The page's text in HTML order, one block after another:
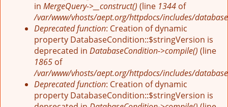
in MergeQuery->__construct() (line 1344 of
/var/www/vhosts/aept.org/httpdocs/includes/
Deprecated function: Creation of dynamic
property DatabaseCondition::$stringVersion is
deprecated in DatabaseCondition->compile() (line
1865 of
/var/www/vhosts/aept.org/httpdocs/includes/
Deprecated function: Creation of dynamic
property DatabaseCondition::$stringVersion is